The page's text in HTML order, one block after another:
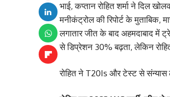
भाई, कप्तान रोहित शर्मा ने दिल
मनीकंट्रोल की रिपोर्ट के मुताबिक,
लगातार जीत के बाद अहमदाबाद में
से डिप्रेशन 30% बढ़ता, लेकिन
रोहित ने T20Is और टेस्ट से